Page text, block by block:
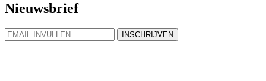
Nieuwsbrief